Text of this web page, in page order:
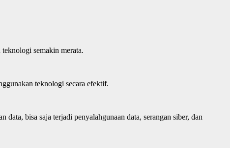
semakin merata.
teknologi secara efektif.
bisa saja terjadi penyalahgunaan data, serangan siber, dan